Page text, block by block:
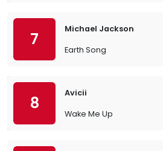
7
Michael Jackson
Earth Song
8
Avicii
Wake Me Up